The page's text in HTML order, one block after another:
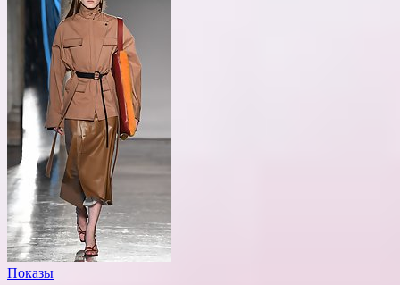
Показы